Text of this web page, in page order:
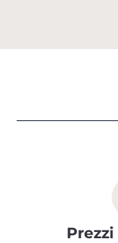
Prezzi